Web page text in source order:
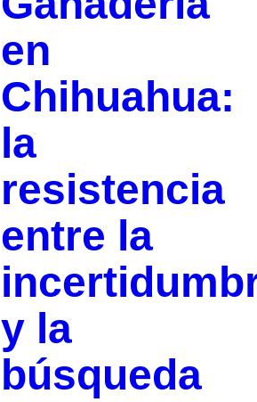
en
Chihuahua:
la
resistencia
entre la
y la
búsqueda